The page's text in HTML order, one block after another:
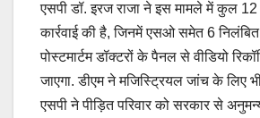
एसपी डॉ. इरज राजा ने इस मामले में कुल 12
कार्रवाई की है, जिनमें एसओ समेत 6
पोस्टमार्टम डॉक्टरों के पैनल से वीडियो
जाएगा. डीएम ने मजिस्ट्रियल जांच के लिए
एसपी ने पीड़ित परिवार को सरकार से